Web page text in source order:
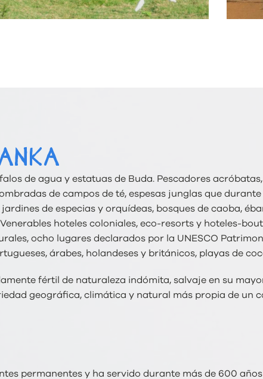
de agua y estatuas de Buda. Pescadores
de campos de té, espesas junglas que
de especias y orquídeas, bosques de caoba,
hoteles coloniales, eco-resorts y hoteles-
ocho lugares declarados por la UNESCO
árabes, holandeses y británicos, playas de
fértil de naturaleza indómita, salvaje en su
geográfica, climática y natural más propia de un
permanentes y ha servido durante más de 600